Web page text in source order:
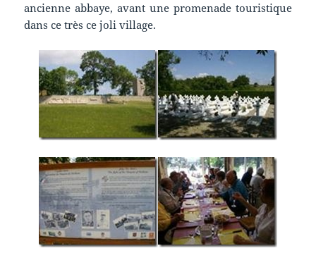
ancienne abbaye, avant une promenade touristique
dans ce très ce joli village.